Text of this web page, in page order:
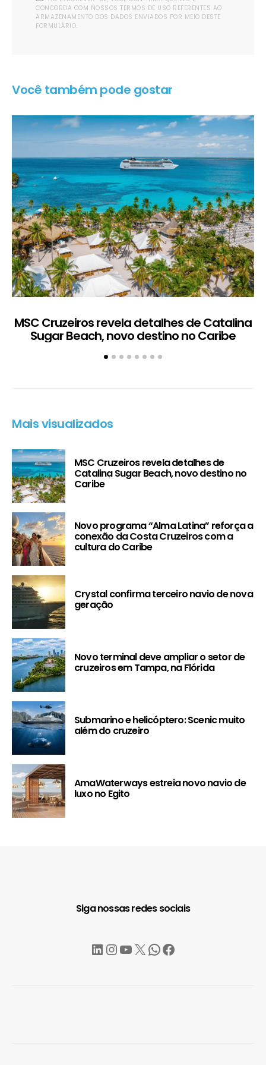
CONCORDA COM NOSSOS TERMOS DE USO REFERENTES AO
ARMAZENAMENTO DOS DADOS ENVIADOS POR MEIO DESTE
FORMULÁRIO.
Você também pode gostar
MSC Cruzeiros revela detalhes de Catalina
Sugar Beach, novo destino no Caribe
Mais visualizados
MSC Cruzeiros revela detalhes de
Catalina Sugar Beach, novo destino no
Caribe
Novo programa “Alma Latina” reforça a
conexão da Costa Cruzeiros com a
cultura do Caribe
Crystal confirma terceiro navio de nova
geração
Novo terminal deve ampliar o setor de
cruzeiros em Tampa, na Flórida
Submarino e helicóptero: Scenic muito
além do cruzeiro
AmaWaterways estreia novo navio de
luxo no Egito
Siga nossas redes sociais
LinkedIn
Instagram
YouTube
X WhatsApp
Facebook